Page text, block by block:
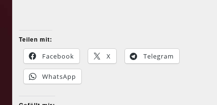
Teilen mit:
Facebook X Telegram
WhatsApp